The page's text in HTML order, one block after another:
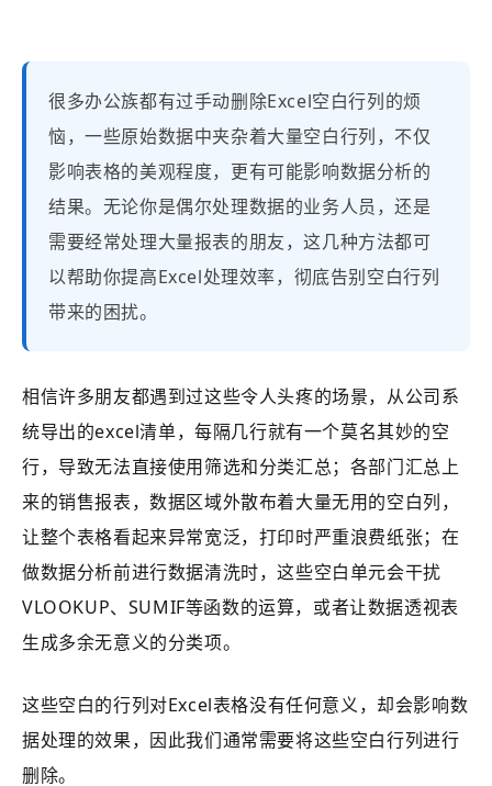
很多办公族都有过手动删除Excel空白行列的烦
恼，一些原始数据中夹杂着大量空白行列，不仅
影响表格的美观程度，更有可能影响数据分析的
结果。无论你是偶尔处理数据的业务人员，还是
需要经常处理大量报表的朋友，这几种方法都可
以帮助你提高Excel处理效率，彻底告别空白行列
带来的困扰。
相信许多朋友都遇到过这些令人头疼的场景，从公司系
统导出的excel清单，每隔几行就有一个莫名其妙的空
行，导致无法直接使用筛选和分类汇总；各部门汇总上
来的销售报表，数据区域外散布着大量无用的空白列，
让整个表格看起来异常宽泛，打印时严重浪费纸张；在
做数据分析前进行数据清洗时，这些空白单元会干扰
VLOOKUP、SUMIF等函数的运算，或者让数据透视表
生成多余无意义的分类项。
这些空白的行列对Excel表格没有任何意义，却会影响数
据处理的效果，因此我们通常需要将这些空白行列进行
删除。